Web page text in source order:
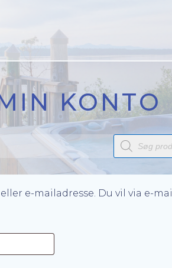
KONTO
Products
search
e-mailadresse. Du vil via e-